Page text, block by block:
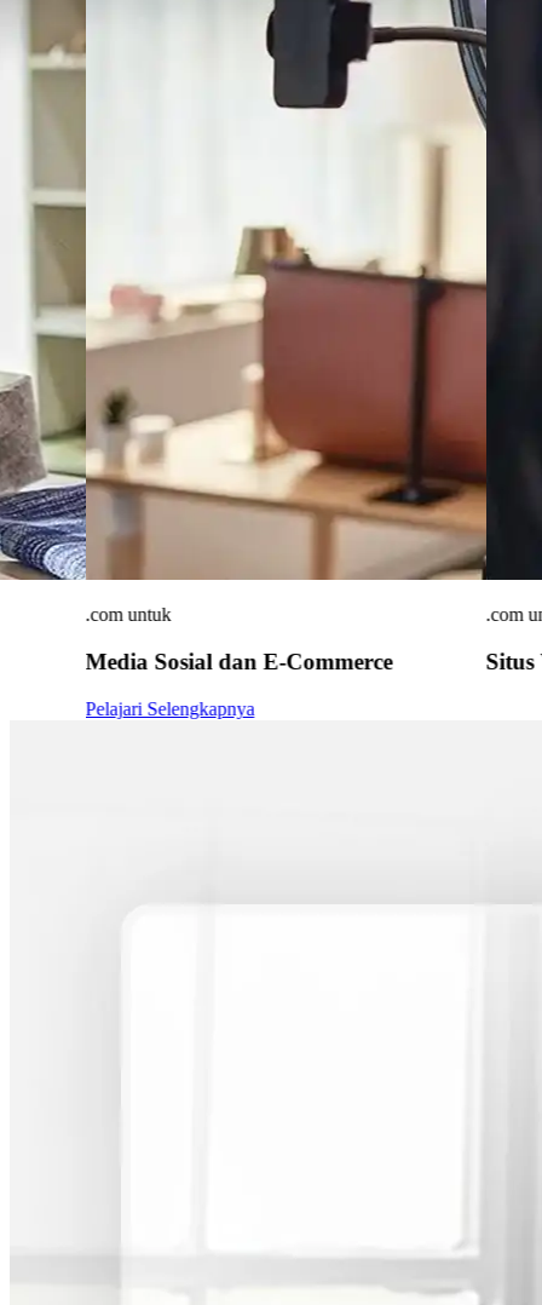
.com untuk
Media Sosial danE-Commerce
Pelajari Selengkapnya
.com
Situs